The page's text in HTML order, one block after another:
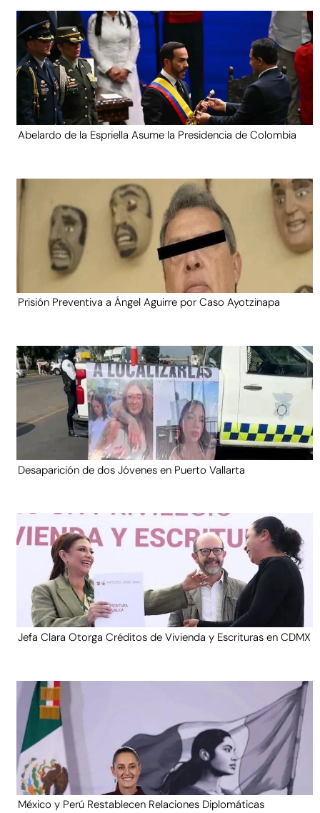
Abelardo de la Espriella Asume la Presidencia de Colombia
Prisión Preventiva a Ángel Aguirre por Caso Ayotzinapa
Desaparición de dos Jóvenes en Puerto Vallarta
Jefa Clara Otorga Créditos de Vivienda y Escrituras en CDMX
México y Perú Restablecen Relaciones Diplomáticas